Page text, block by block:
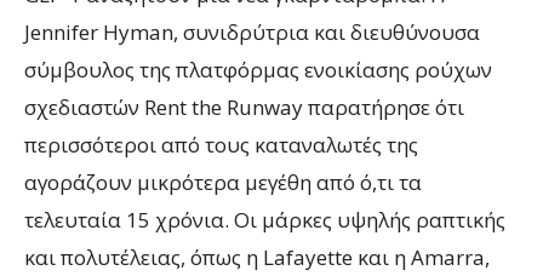
Jennifer Hyman, συνιδρύτρια και διευθύνουσα
σύμβουλος της πλατφόρμας ενοικίασης ρούχων
σχεδιαστών Rent the Runway παρατήρησε ότι
περισσότεροι από τους καταναλωτές της
αγοράζουν μικρότερα μεγέθη από ό,τι τα
τελευταία 15 χρόνια. Οι μάρκες υψηλής ραπτικής
και πολυτέλειας, όπως η Lafayette και η Amarra,